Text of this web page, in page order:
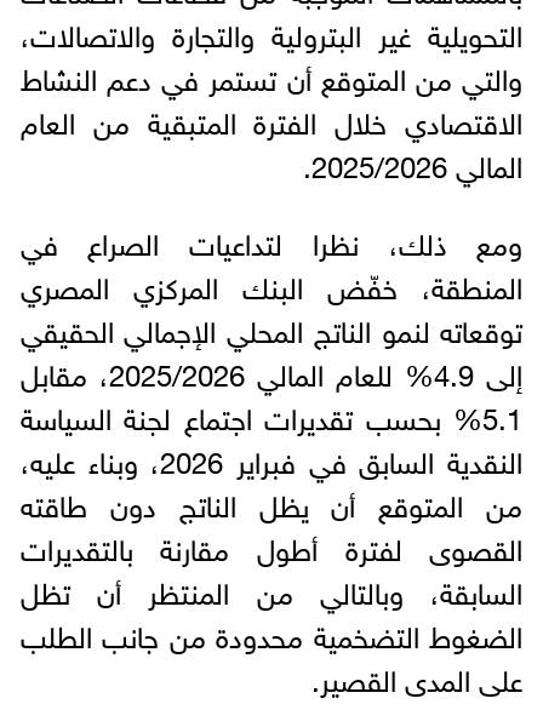
التحويلية غير البترولية والتجارة والاتصالات،
والتي من المتوقع أن تستمر في دعم النشاط
الاقتصادي خلال الفترة المتبقية من العام
المالي 2025/2026.
ومع ذلك، نظرا لتداعيات الصراع في
المنطقة، خفّض البنك المركزي المصري
توقعاته لنمو الناتج المحلي الإجمالي الحقيقي
إلى 4.9% للعام المالي 2025/2026، مقابل
5.1% بحسب تقديرات اجتماع لجنة السياسة
النقدية السابق في فبراير 2026، وبناء عليه،
من المتوقع أن يظل الناتج دون طاقته
القصوى لفترة أطول مقارنة بالتقديرات
السابقة، وبالتالي من المنتظر أن تظل
الضغوط التضخمية محدودة من جانب الطلب
على المدى القصير.